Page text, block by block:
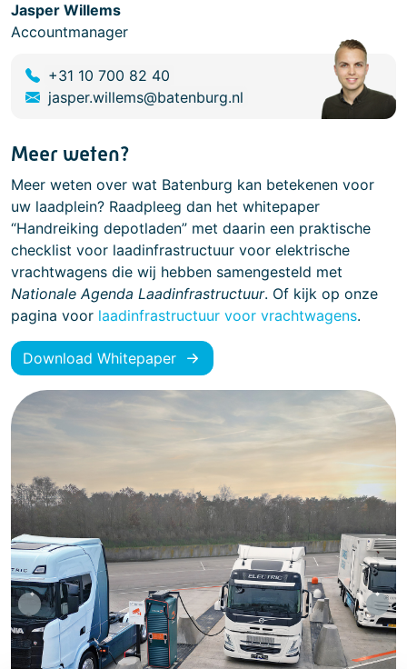
Jasper Willems
Accountmanager
+31 10 700 82 40
jasper.willems@batenburg.nl
Meer weten?
Meer weten over wat Batenburg kan betekenen voor
uw laadplein? Raadpleeg dan het whitepaper
“Handreiking depotladen” met daarin een praktische
checklist voor laadinfrastructuur voor elektrische
vrachtwagens die wij hebben samengesteld met
Nationale Agenda Laadinfrastructuur. Of kijk op onze
pagina voor laadinfrastructuur voor vrachtwagens.
Download Whitepaper
Previous